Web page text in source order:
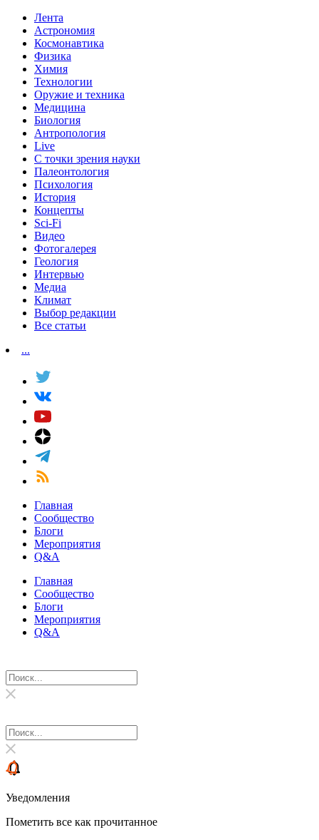
Лента
Астрономия
Космонавтика
Физика
Химия
Технологии
Оружие и техника
Медицина
Биология
Антропология
Live
С точки зрения науки
Палеонтология
Психология
История
Концепты
Sci-Fi
Видео
Фотогалерея
Геология
Интервью
Медиа
Климат
Выбор редакции
Все статьи
...
Главная
Сообщество
Блоги
Мероприятия
Q&A
Главная
Сообщество
Блоги
Мероприятия
Q&A
Уведомления
Пометить все как прочитанное